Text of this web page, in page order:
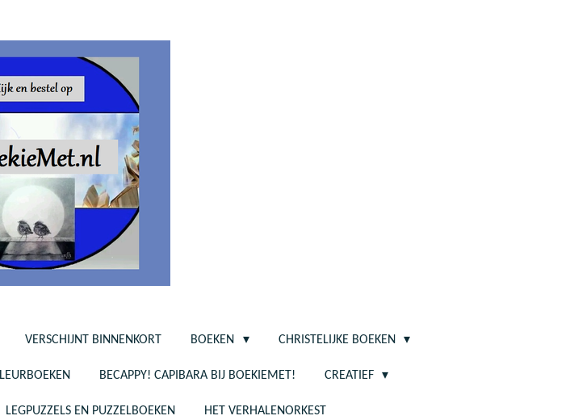
VERSCHIJNT BINNENKORT BOEKEN CHRISTELIJKE BOEKEN
BECAPPY! CAPIBARA BIJ BOEKIEMET! CREATIEF
LEGPUZZELS EN PUZZELBOEKEN HET VERHALENORKEST